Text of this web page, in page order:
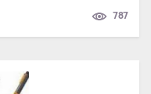
787